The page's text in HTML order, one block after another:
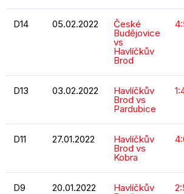
D14 05.02.2022 České
Budějovice
vs
Havlíčkův
Brod
D13 03.02.2022 Havlíčkův
Brod vs
Pardubice
D11 27.01.2022 Havlíčkův
Brod vs
Kobra
D9 20.01.2022 Havlíčkův